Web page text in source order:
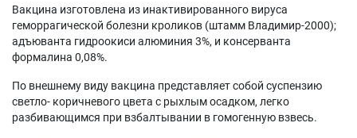
Вакцина изготовлена из инактивированного вируса
геморрагической болезни кроликов (штамм Владимир-2000);
адъюванта гидроокиси алюминия 3%, и консерванта
формалина 0,08%.
По внешнему виду вакцина представляет собой суспензию
светло- коричневого цвета с рыхлым осадком, легко
разбивающимся при взбалтывании в гомогенную взвесь.